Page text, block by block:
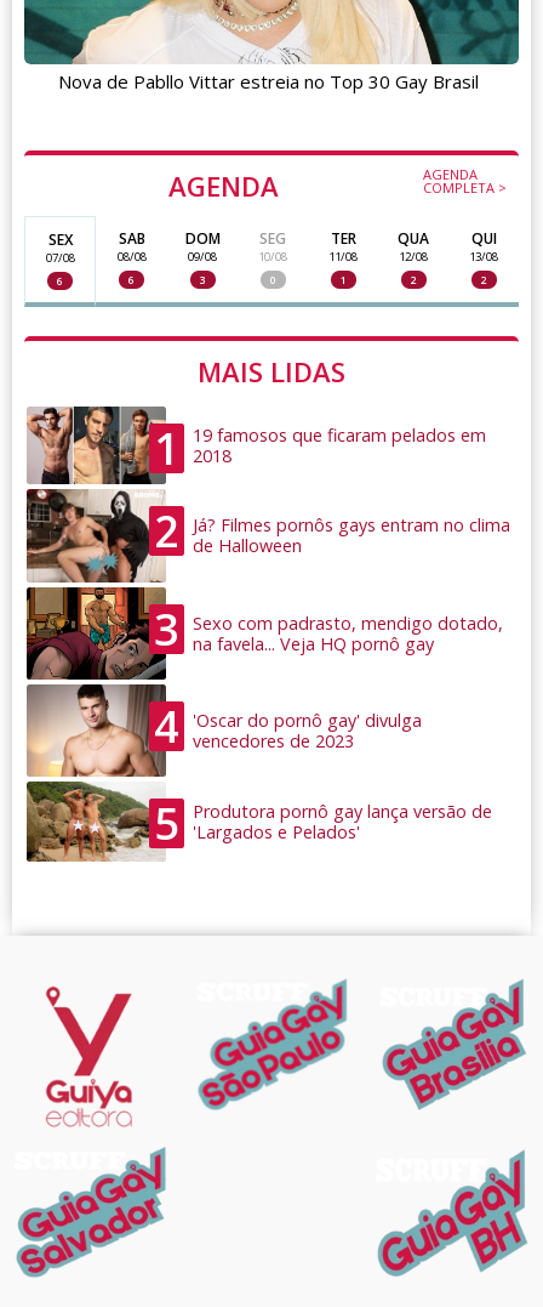
AGENDA AGENDA
COMPLETA >
SEX
07/08
6
SAB
08/08
6
DOM
09/08
3
SEG
10/08
0
TER
11/08
1
QUA
12/08
2
QUI
13/08
2
MAIS LIDAS
1
19 famosos que ficaram pelados em
2018
2
Já? Filmes pornôs gays entram no clima
de Halloween
3
Sexo com padrasto, mendigo dotado,
na favela... Veja HQ pornô gay
4
'Oscar do pornô gay' divulga
vencedores de 2023
5
Produtora pornô gay lança versão de
'Largados e Pelados'
Nova de Pabllo Vittar estreia no Top 30 Gay Brasil